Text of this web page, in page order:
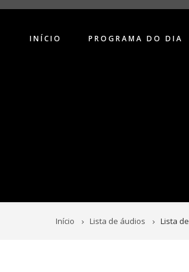
INÍCIO PROGRAMA DO DIA
Início Lista de áudios Lista